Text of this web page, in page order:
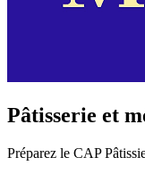
Pâtisserie et
Préparez le CAP